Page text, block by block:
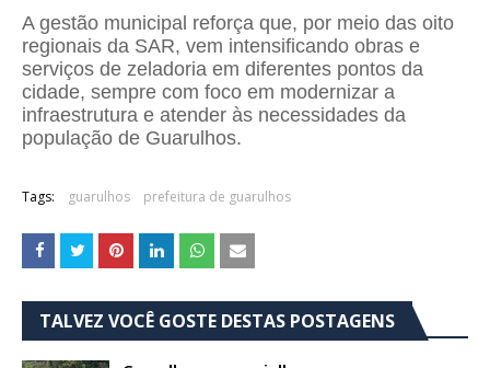
A gestão municipal reforça que, por meio das oito
regionais da SAR, vem intensificando obras e
serviços de zeladoria em diferentes pontos da
cidade, sempre com foco em modernizar a
infraestrutura e atender às necessidades da
população de Guarulhos.
Tags: guarulhos prefeitura de guarulhos
TALVEZ VOCÊ GOSTE DESTAS POSTAGENS